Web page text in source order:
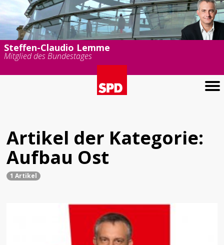
Steffen-Claudio Lemme
Mitglied des Bundestages
Artikel der Kategorie:
Aufbau Ost
1 Artikel